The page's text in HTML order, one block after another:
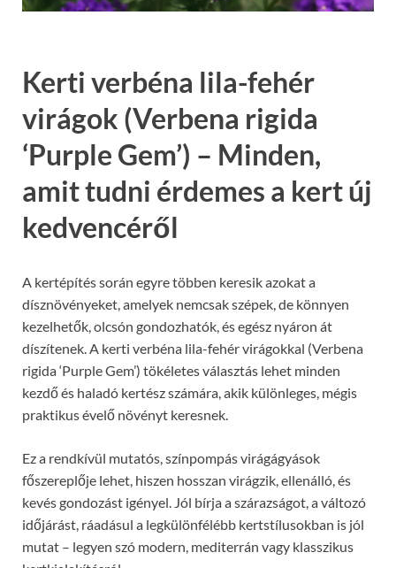
Kerti verbéna lila-fehér
virágok (Verbena rigida
‘Purple Gem’) – Minden,
amit tudni érdemes a kert új
kedvencéről
A kertépítés során egyre többen keresik azokat a
dísznövényeket, amelyek nemcsak szépek, de könnyen
kezelhetők, olcsón gondozhatók, és egész nyáron át
díszítenek. A kerti verbéna lila-fehér virágokkal (Verbena
rigida ‘Purple Gem’) tökéletes választás lehet minden
kezdő és haladó kertész számára, akik különleges, mégis
praktikus évelő növényt keresnek.
Ez a rendkívül mutatós, színpompás virágágyások
főszereplője lehet, hiszen hosszan virágzik, ellenálló, és
kevés gondozást igényel. Jól bírja a szárazságot, a változó
időjárást, ráadásul a legkülönfélébb kertstílusokban is jól
mutat – legyen szó modern, mediterrán vagy klasszikus